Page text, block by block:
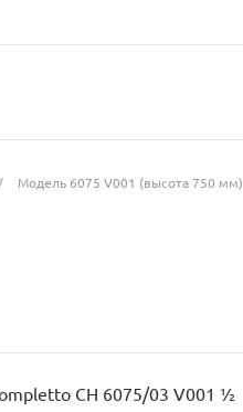
/ Модель 6075 V001 (высота 750 мм)
CH 6075/03 V001 ½